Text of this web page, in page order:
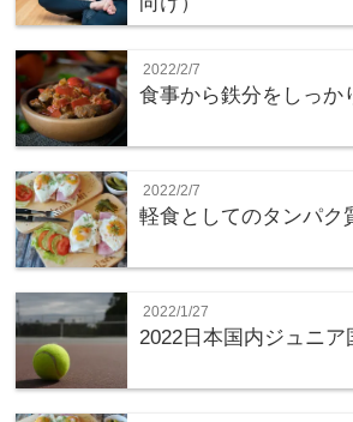
2022/2/7
食事から鉄分をしっか
2022/2/7
軽食としてのタンパク
2022/1/27
2022日本国内ジュニア